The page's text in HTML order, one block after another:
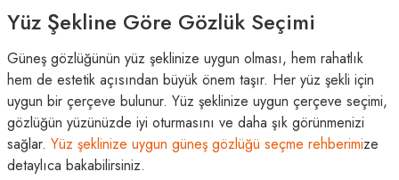
Yüz Şekline Göre Gözlük Seçimi
Güneş gözlüğünün yüz şeklinize uygun olması, hem rahatlık
hem de estetik açısından büyük önem taşır. Her yüz şekli için
uygun bir çerçeve bulunur. Yüz şeklinize uygun çerçeve seçimi,
gözlüğün yüzünüzde iyi oturmasını ve daha şık görünmenizi
sağlar. Yüz şeklinize uygun güneş gözlüğü seçme rehberimize
detaylıca bakabilirsiniz.